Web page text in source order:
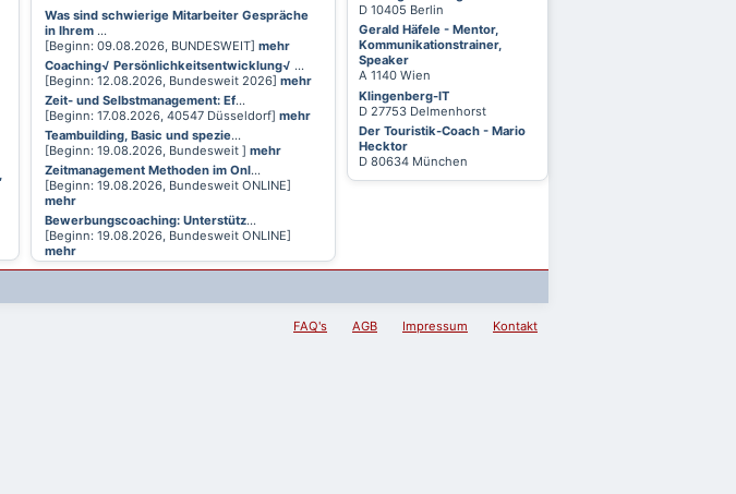
D 10405 Berlin
Gerald Häfele - Mentor,
Kommunikationstrainer,
Speaker
A 1140 Wien
Klingenberg-IT
D 27753 Delmenhorst
Der Touristik-Coach - Mario
Hecktor
D 80634 München
Was sind schwierige Mitarbeiter Gespräche
in Ihrem ...
[Beginn: 09.08.2026, BUNDESWEIT] mehr
Coaching√ Persönlichkeitsentwicklung√ ...
[Beginn: 12.08.2026, Bundesweit 2026] mehr
Zeit- und Selbstmanagement: Ef...
[Beginn: 17.08.2026, 40547 Düsseldorf] mehr
Teambuilding, Basic und spezie...
[Beginn: 19.08.2026, Bundesweit ] mehr
Zeitmanagement Methoden im Onl...
[Beginn: 19.08.2026, Bundesweit ONLINE]
mehr
Bewerbungscoaching: Unterstütz...
[Beginn: 19.08.2026, Bundesweit ONLINE]
mehr
FAQ's AGB Impressum Kontakt